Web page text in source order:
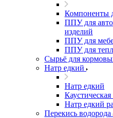
Компоненты
ППУ для
изделий
ППУ для
ППУ для
Сырьё для
Натр едкий
Натр едкий
Натр едкий
Перекись водорода